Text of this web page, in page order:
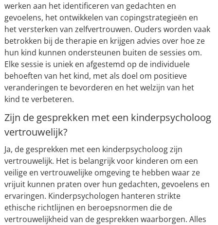
werken aan het identificeren van gedachten en
gevoelens, het ontwikkelen van copingstrategieën en
het versterken van zelfvertrouwen. Ouders worden vaak
betrokken bij de therapie en krijgen advies over hoe ze
hun kind kunnen ondersteunen buiten de sessies om.
Elke sessie is uniek en afgestemd op de individuele
behoeften van het kind, met als doel om positieve
veranderingen te bevorderen en het welzijn van het
kind te verbeteren.
Zijn de gesprekken met een kinderpsycholoog
vertrouwelijk?
Ja, de gesprekken met een kinderpsycholoog zijn
vertrouwelijk. Het is belangrijk voor kinderen om een
veilige en vertrouwelijke omgeving te hebben waar ze
vrijuit kunnen praten over hun gedachten, gevoelens en
ervaringen. Kinderpsychologen hanteren strikte
ethische richtlijnen en beroepsnormen die de
vertrouwelijkheid van de gesprekken waarborgen. Alles